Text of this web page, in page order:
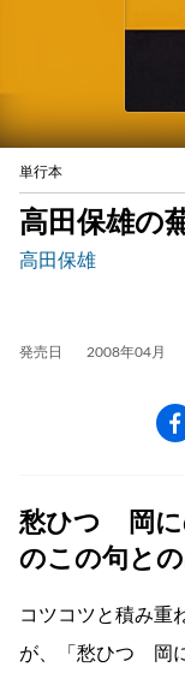
単行本
高田保雄の
高田保雄
発売日 2008年04月
愁ひつゝ岡
のこの句と
コツコツと積み重
が、「愁ひつゝ岡